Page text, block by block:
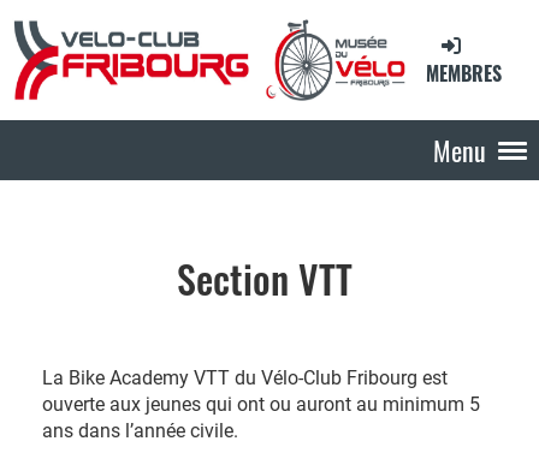
MEMBRES
Menu
Section VTT
La Bike Academy VTT du Vélo-Club Fribourg est
ouverte aux jeunes qui ont ou auront au minimum 5
ans dans l’année civile.